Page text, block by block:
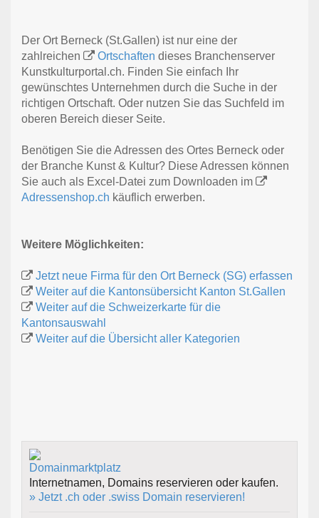
Der Ort Berneck (St.Gallen) ist nur eine der
zahlreichen
Ortschaften dieses Branchenserver
Kunstkulturportal.ch. Finden Sie einfach Ihr
gewünschtes Unternehmen durch die Suche in der
richtigen Ortschaft. Oder nutzen Sie das Suchfeld im
oberen Bereich dieser Seite.
Benötigen Sie die Adressen des Ortes Berneck oder
der Branche Kunst & Kultur? Diese Adressen können
Sie auch als Excel-Datei zum Downloaden im
Adressenshop.ch käuflich erwerben.
Weitere Möglichkeiten:
Jetzt neue Firma für den Ort Berneck (SG) erfassen
Weiter auf die Kantonsübersicht Kanton St.Gallen
Weiter auf die Schweizerkarte für die
Kantonsauswahl
Weiter auf die Übersicht aller Kategorien
Internetnamen, Domains reservieren oder kaufen.
» Jetzt .ch oder .swiss Domain reservieren!